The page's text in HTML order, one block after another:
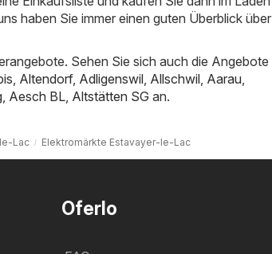
haben Sie immer einen guten Überblick über
Sehen Sie sich auch die Angebote
Altendorf, Adligenswil Allschwil Aarau
Aesch BL Altstätten SG an.
Lac Elektromärkte Estavayer-le-Lac
Oferlo